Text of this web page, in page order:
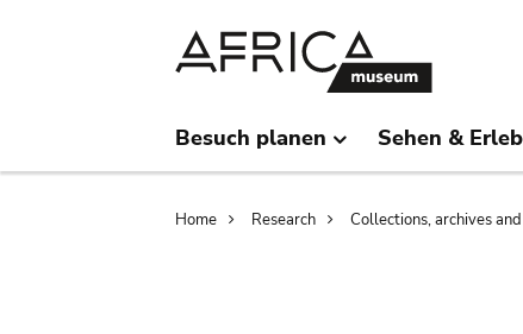
Besuch planen Sehen &
Breadcrumb
Home Research Collections, archives